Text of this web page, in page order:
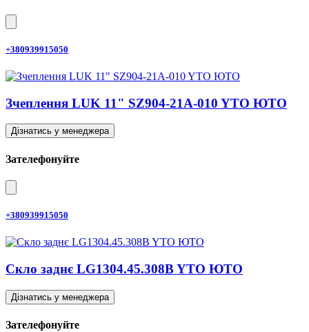
+380939915050
Зчеплення LUK 11" SZ904-21A-010 YTO ЮТО
Дізнатись у менеджера
Зателефонуйте
+380939915050
Скло заднє LG1304.45.308B YTO ЮТО
Дізнатись у менеджера
Зателефонуйте